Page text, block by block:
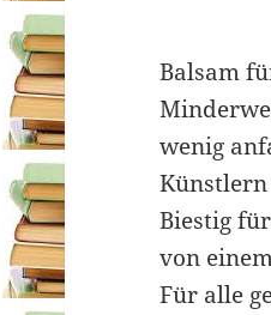
Balsam
wenig
Biestig
von
Für alle